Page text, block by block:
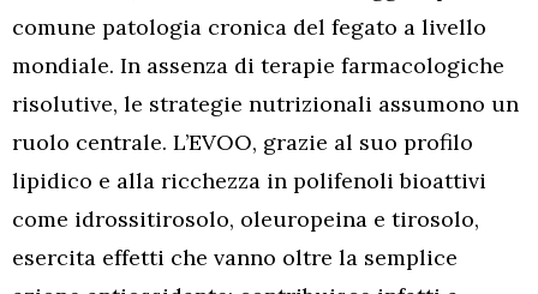
comune patologia cronica del fegato a livello
mondiale. In assenza di terapie farmacologiche
risolutive, le strategie nutrizionali assumono un
ruolo centrale. L’EVOO, grazie al suo profilo
lipidico e alla ricchezza in polifenoli bioattivi
come idrossitirosolo, oleuropeina e tirosolo,
esercita effetti che vanno oltre la semplice